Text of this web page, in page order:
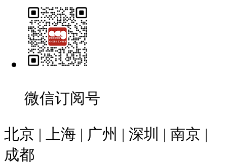
微信订阅号
北京 | 上海 | 广州 | 深圳 | 南京 |
成都